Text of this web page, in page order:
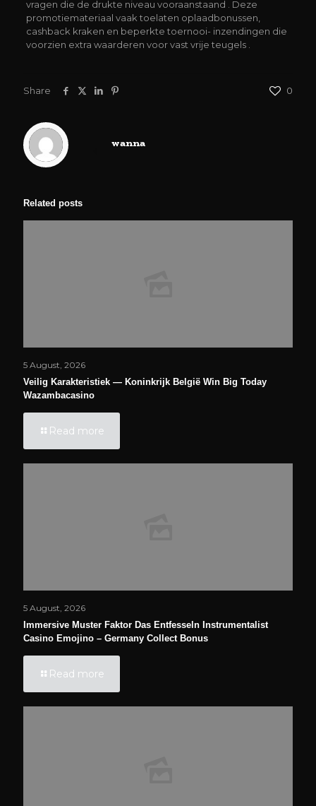
vragen die de drukte niveau vooraanstaand . Deze
promotiemateriaal vaak toelaten oplaadbonussen,
cashback kraken en beperkte toernooi- inzendingen die
voorzien extra waarderen voor vast vrije teugels .
Share 0
wanna
Related posts
5 August, 2026
Veilig Karakteristiek — Koninkrijk België Win Big Today
Wazambacasino
Read more
5 August, 2026
Immersive Muster Faktor Das Entfesseln Instrumentalist
Casino Emojino – Germany Collect Bonus
Read more